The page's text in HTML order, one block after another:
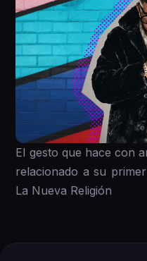
El gesto que hace con
relacionado a su
La Nueva Religión